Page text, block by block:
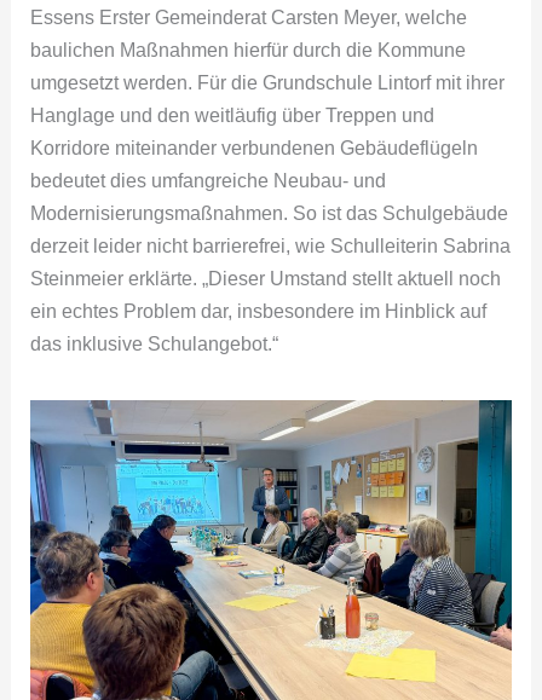
Essens Erster Gemeinderat Carsten Meyer, welche
baulichen Maßnahmen hierfür durch die Kommune
umgesetzt werden. Für die Grundschule Lintorf mit ihrer
Hanglage und den weitläufig über Treppen und
Korridore miteinander verbundenen Gebäudeflügeln
bedeutet dies umfangreiche Neubau- und
Modernisierungsmaßnahmen. So ist das Schulgebäude
derzeit leider nicht barrierefrei, wie Schulleiterin Sabrina
Steinmeier erklärte. „Dieser Umstand stellt aktuell noch
ein echtes Problem dar, insbesondere im Hinblick auf
das inklusive Schulangebot.“